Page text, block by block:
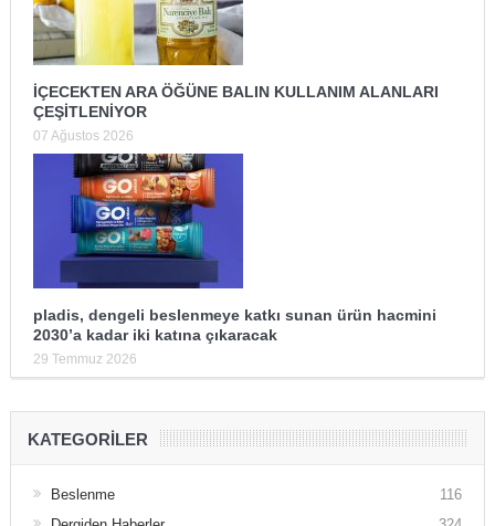
İÇECEKTEN ARA ÖĞÜNE BALIN KULLANIM ALANLARI
ÇEŞİTLENİYOR
07 Ağustos 2026
pladis, dengeli beslenmeye katkı sunan ürün hacmini
2030’a kadar iki katına çıkaracak
29 Temmuz 2026
KATEGORILER
Beslenme
116